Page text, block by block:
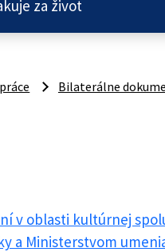
za život
Bilaterálne
v oblasti kultúrnej
a Ministerstvom